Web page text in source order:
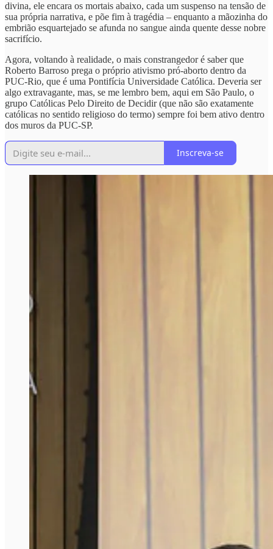
divina, ele encara os mortais abaixo, cada um suspenso na tensão de
sua própria narrativa, e põe fim à tragédia – enquanto a mãozinha do
embrião esquartejado se afunda no sangue ainda quente desse nobre
sacrifício.
Agora, voltando à realidade, o mais constrangedor é saber que
Roberto Barroso prega o próprio ativismo pró-aborto dentro da
PUC-Rio, que é uma Pontifícia Universidade Católica. Deveria ser
algo extravagante, mas, se me lembro bem, aqui em São Paulo, o
grupo Católicas Pelo Direito de Decidir (que não são exatamente
católicas no sentido religioso do termo) sempre foi bem ativo dentro
dos muros da PUC-SP.
Inscreva-se